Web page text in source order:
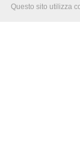
Questo sito utilizza